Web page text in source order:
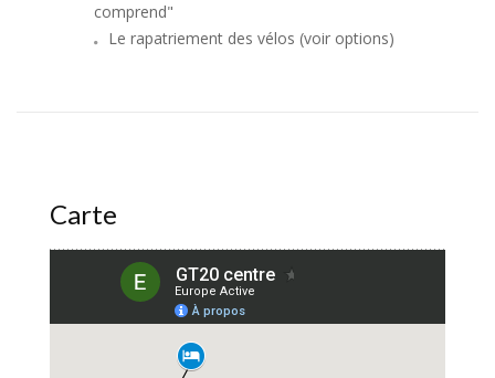
comprend"
Le rapatriement des vélos (voir options)
Carte